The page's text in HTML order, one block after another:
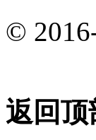
©
返回顶